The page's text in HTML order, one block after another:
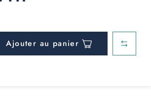
Ajouter au panier